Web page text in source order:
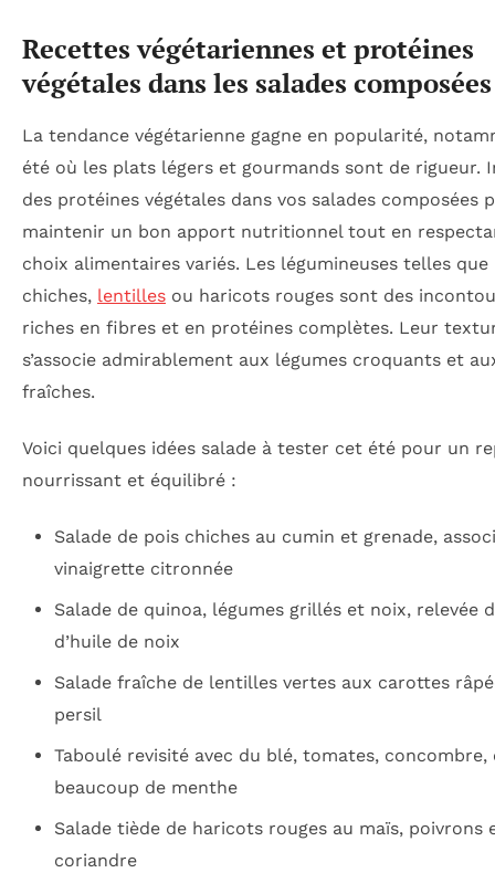
Recettes végétariennes et protéines
végétales dans les salades composées
La tendance végétarienne gagne en popularité,
été où les plats légers et gourmands sont de rigueur.
des protéines végétales dans vos salades composées
maintenir un bon apport nutritionnel tout en
choix alimentaires variés. Les légumineuses telles que
chiches, lentilles ou haricots rouges sont des
riches en fibres et en protéines complètes. Leur
s’associe admirablement aux légumes croquants et
fraîches.
Voici quelques idées salade à tester cet été pour un
nourrissant et équilibré :
Salade de pois chiches au cumin et grenade,
vinaigrette citronnée
Salade de quinoa, légumes grillés et noix, relevée
d’huile de noix
Salade fraîche de lentilles vertes aux carottes
persil
Taboulé revisité avec du blé, tomates, concombre,
beaucoup de menthe
Salade tiède de haricots rouges au maïs, poivrons
coriandre